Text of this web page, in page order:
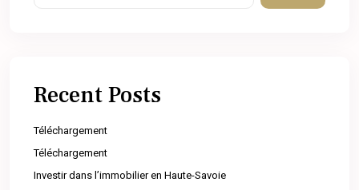
Recent Posts
Téléchargement
Téléchargement
Investir dans l’immobilier en Haute-Savoie